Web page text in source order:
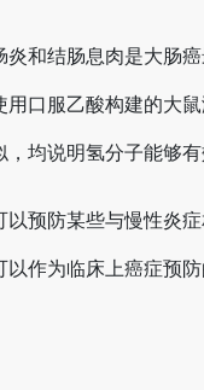
和结肠息肉是大肠
口服乙酸构建的大
均说明氢分子能够
预防某些与慢性炎
作为临床上癌症预防